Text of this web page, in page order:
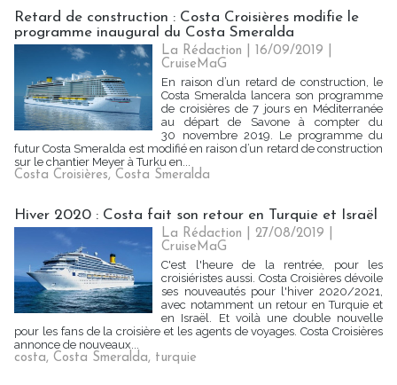
Retard de construction : Costa Croisières modifie le
programme inaugural du Costa Smeralda
La Rédaction | 16/09/2019
CruiseMaG
En raison d’un retard de construction, le
Costa Smeralda lancera son programme
de croisières de 7 jours en Méditerranée
au départ de Savone à compter du
30 novembre 2019. Le programme du
futur Costa Smeralda est modifié en raison d’un retard de construction
sur le chantier Meyer à Turku en...
Costa Croisières, Costa Smeralda
Hiver 2020 : Costa fait son retour en Turquie et Israël
La Rédaction | 27/08/2019
CruiseMaG
C'est l'heure de la rentrée, pour les
croisiéristes aussi. Costa Croisières dévoile
ses nouveautés pour l'hiver 2020/2021,
avec notamment un retour en Turquie et
en Israël. Et voilà une double nouvelle
pour les fans de la croisière et les agents de voyages. Costa Croisières
annonce de nouveaux...
costa, Costa Smeralda, turquie